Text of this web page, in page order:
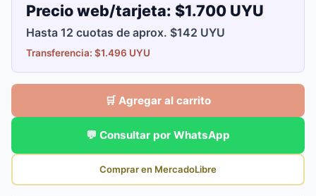
Precio web/tarjeta: $1.700 UYU
Hasta 12 cuotas de aprox. $142 UYU
Transferencia: $1.496 UYU
🛒 Agregar al carrito
💬 Consultar por WhatsApp
Comprar en MercadoLibre